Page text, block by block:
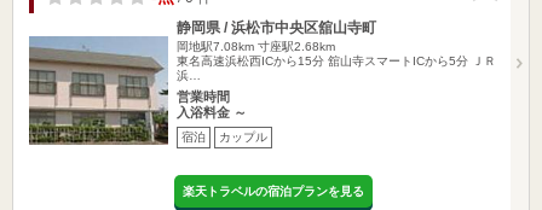
静岡県 / 浜松市中央区舘山寺町
岡地駅7.08km 寸座駅2.68km
東名高速浜松西ICから15分 舘山寺スマートICから5分 ＪＲ
浜…
営業時間
入浴料金 ～
宿泊 カップル
楽天トラベルの宿泊プランを見る